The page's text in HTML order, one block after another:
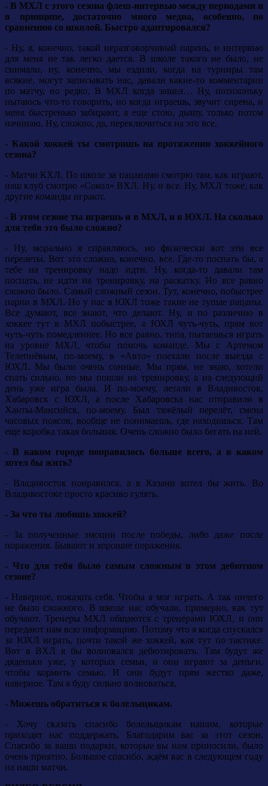
- В МХЛ с этого сезона флеш-интервью между периодами и
в принципе, достаточно много медиа, особенно, по
сравнению со школой. Быстро адаптировался?
- Ну, я, конечно, такой неразговорчивый парень, и интервью
для меня не так легко дается. В школе такого не было, не
снимали, ну, конечно, мы ездили, когда на турниры там
всякие, могут записывать нас, давали какие-то комментарии
по матчу, но редко. В МХЛ когда зашел… Ну, потихоньку
пытаюсь что-то говорить, но когда играешь, звучит сирена, и
меня быстренько забирают, я еще стою, дышу, только потом
начинаю. Ну, сложно, да, переключиться на это все.
- Какой хоккей ты смотришь на протяжении хоккейного
сезона?
- Матчи КХЛ. По школе за пацанами смотрю там, как играют,
наш клуб смотрю «Сокол» ВХЛ. Ну, и все. Ну, МХЛ тоже, как
другие команды играют.
- В этом сезоне ты играешь и в МХЛ, и в ЮХЛ. На сколько
для тебя это было сложно?
- Ну, морально я справляюсь, но физически вот эти все
перелеты. Вот это сложно, конечно, все. Где-то поспать бы, а
тебе на тренировку надо идти. Ну, когда-то давали там
поспать, не идти на тренировку, на раскатку. Но все равно
сложно было. Самый сложный сезон. Тут, конечно, побыстрее
парни в МХЛ. Но у нас в ЮХЛ тоже такие не тупые пацаны.
Все думают, все знают, что делают. Ну, и по различию в
хоккее тут в МХЛ побыстрее, а ЮХЛ чуть-чуть, прям вот
чуть-чуть помедленнее. Но все равно, типа, пытаешься играть
на уровне МХЛ, чтобы помочь команде. Мы с Артемом
Телепнёвым, по-моему, в «Авто» поехали после выезда с
ЮХЛ. Мы были очень сонные. Мы прям, не знаю, хотели
спать сильно, но мы пошли на тренировку, а на следующий
день уже игра была. И по-моему, летали в Владивосток,
Хабаровск с ЮХЛ, а после Хабаровска нас отправили в
Ханты-Мансийск, по-моему. Был тяжёлый перелёт, смена
часовых поясов, вообще не понимаешь, где находишься. Там
еще коробка такая большая. Очень сложно было бегать на ней.
- В каком городе понравилось больше всего, а в каком
хотел бы жить?
- Владивосток понравился, а в Казани хотел бы жить. Во
Владивостоке просто красиво гулять.
- За что ты любишь хоккей?
- За полученные эмоции после победы, либо даже после
поражения. Бывают и хорошие поражения.
- Что для тебя было самым сложным в этом дебютном
сезоне?
- Наверное, показать себя. Чтобы я мог играть. А так ничего
не было сложного. В школе нас обучали, примерно, как тут
обучают. Тренеры МХЛ общаются с тренерами ЮХЛ, и они
передают нам всю информацию. Потому что я когда спускался
за ЮХЛ играть, почти такой же хоккей, как тут по тактике.
Вот в ВХЛ я бы волновался дебютировать. Там будут же
дяденьки уже, у которых семьи, и они играют за деньги,
чтобы кормить семью. И они будут прям жестко даже,
наверное. Там я буду сильно волноваться.
- Можешь обратиться к болельщикам.
- Хочу сказать спасибо болельщикам нашим, которые
приходят нас поддержать. Благодарим вас за этот сезон.
Спасибо за ваши подарки, которые вы нам приносили, было
очень приятно. Большое спасибо, ждём вас в следующем году
на наши матчи.